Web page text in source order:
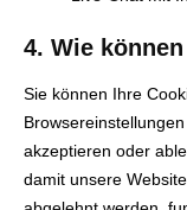
4. Wie
Sie können Ihre
akzeptieren oder
damit unsere